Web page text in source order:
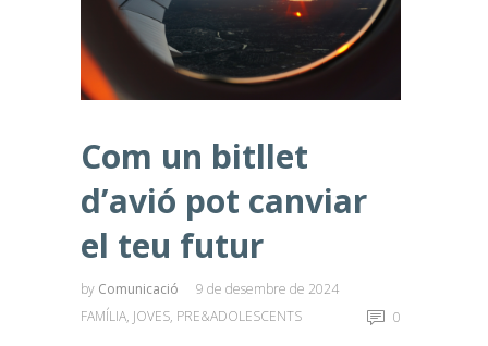
Com un bitllet
d’avió pot canviar
el teu futur
by Comunicació
9 de desembre de 2024
FAMÍLIA, JOVES, PRE&ADOLESCENTS 0